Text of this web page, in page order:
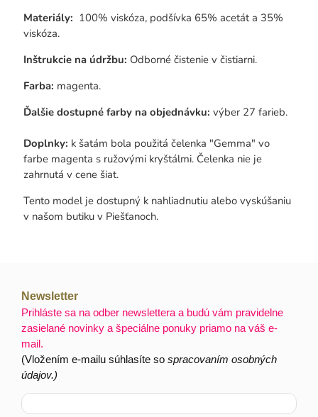
Materiály: 100% viskóza, podšívka 65% acetát a 35%
viskóza.
Inštrukcie na údržbu: Odborné čistenie v čistiarni.
Farba: magenta.
Ďalšie dostupné farby na objednávku:výber 27 farieb.
Doplnky: k šatám bola použitá čelenka "Gemma" vo
farbe magenta s ružovými kryštálmi. Čelenka nie je
zahrnutá v cene šiat.
Tento model je dostupný k nahliadnutiu alebo vyskúšaniu
v našom butiku v Piešťanoch.
Newsletter
Prihláste sa na odber newslettera a budú vám pravidelne
zasielané novinky a špeciálne ponuky priamo na váš e-
mail.
(Vložením e-mailu súhlasíte sospracovaním osobných
údajov.)